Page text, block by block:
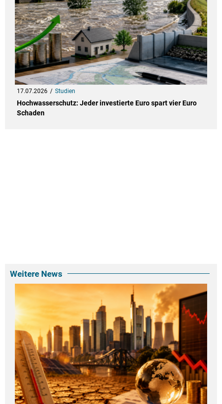
17.07.2026 Studien
Hochwasserschutz: Jeder investierte Euro spart vier Euro
Schaden
Weitere News